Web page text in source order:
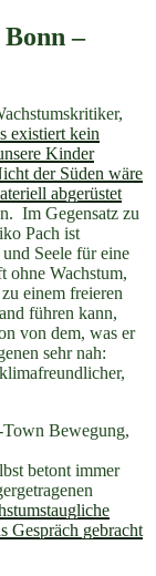
–
existiert kein
Kinder
der Süden wäre
abgerüstet
Im Gegensatz zu
Pach ist
Seele für eine
ohne Wachstum,
einem freieren
führen kann,
von dem, was er
sehr nah:
Bewegung,
betont immer
Gespräch gebracht